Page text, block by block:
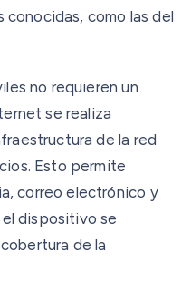
como las del
no requieren un
se realiza
de la red
Esto permite
correo electrónico y
dispositivo se
de la